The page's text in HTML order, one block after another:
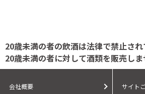
20歳未満の者の飲酒は法律で禁止され
20歳未満の者に対して酒類を販売しま
会社概要 サイト